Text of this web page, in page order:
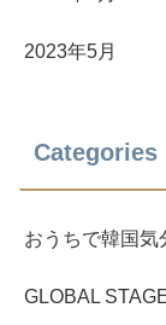
2023年5月
Categories
おうちで韓国気
GLOBAL